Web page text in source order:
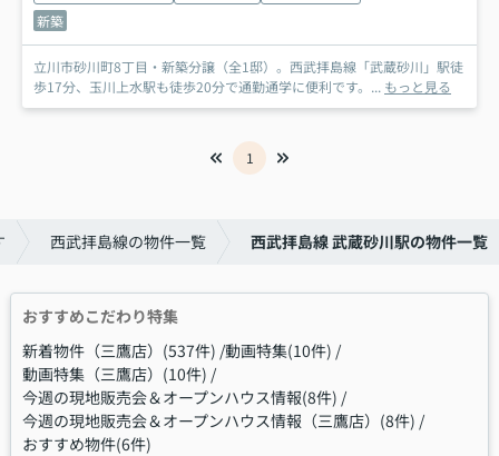
新築
立川市砂川町8丁目・新築分譲（全1邸）。西武拝島線「武蔵砂川」駅徒
歩17分、玉川上水駅も徒歩20分で通勤通学に便利です。... もっと見る
1
西武拝島線の物件一覧 西武拝島線 武蔵砂川駅の物件一覧
おすすめこだわり特集
新着物件（三鷹店）(537件) 動画特集(10件)
動画特集（三鷹店）(10件)
今週の現地販売会＆オープンハウス情報(8件)
今週の現地販売会＆オープンハウス情報（三鷹店）(8件)
おすすめ物件(6件)